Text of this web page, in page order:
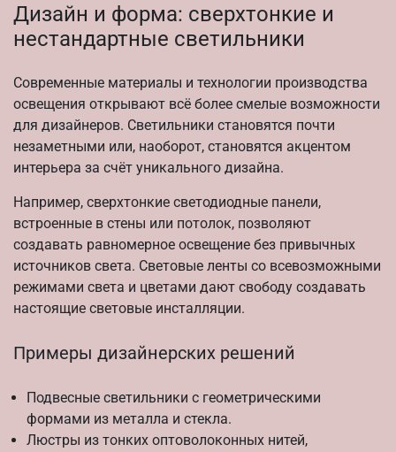
Дизайн и форма: сверхтонкие и
нестандартные светильники
Современные материалы и технологии производства
освещения открывают всё более смелые возможности
для дизайнеров. Светильники становятся почти
незаметными или, наоборот, становятся акцентом
интерьера за счёт уникального дизайна.
Например, сверхтонкие светодиодные панели,
встроенные в стены или потолок, позволяют
создавать равномерное освещение без привычных
источников света. Световые ленты со всевозможными
режимами света и цветами дают свободу создавать
настоящие световые инсталляции.
Примеры дизайнерских решений
Подвесные светильники с геометрическими
формами из металла и стекла.
Люстры из тонких оптоволоконных нитей,